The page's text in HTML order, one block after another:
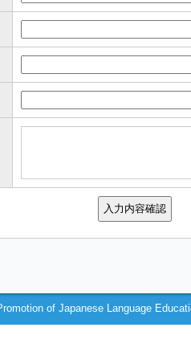
of Japanese Language